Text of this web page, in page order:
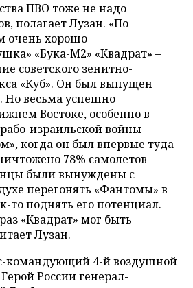
ПВО тоже не надо
полагает Лузан. «По
очень хорошо
«Бука-М2» «Квадрат» –
советского зенитно-
«Куб». Он был выпущен
Но весьма успешно
Востоке, особенно в
израильской войны
когда он был впервые туда
78% самолетов
были вынуждены с
перегонять «Фантомы» в
то поднять его потенциал.
«Квадрат» мог быть
Лузан.
командующий 4-й воздушной
России генерал-